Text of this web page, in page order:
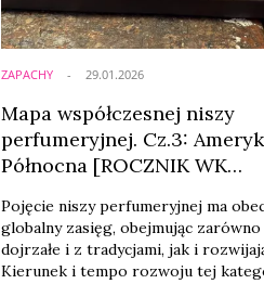
ZAPACHY
Mapa współczesnej niszy
perfumeryjnej. Cz.3:
Północna [ROCZNIK WK
Pojęcie niszy perfumeryjnej ma
globalny zasięg, obejmując
dojrzałe i z tradycjami, jak i
Kierunek i tempo rozwoju tej
29.01.2026